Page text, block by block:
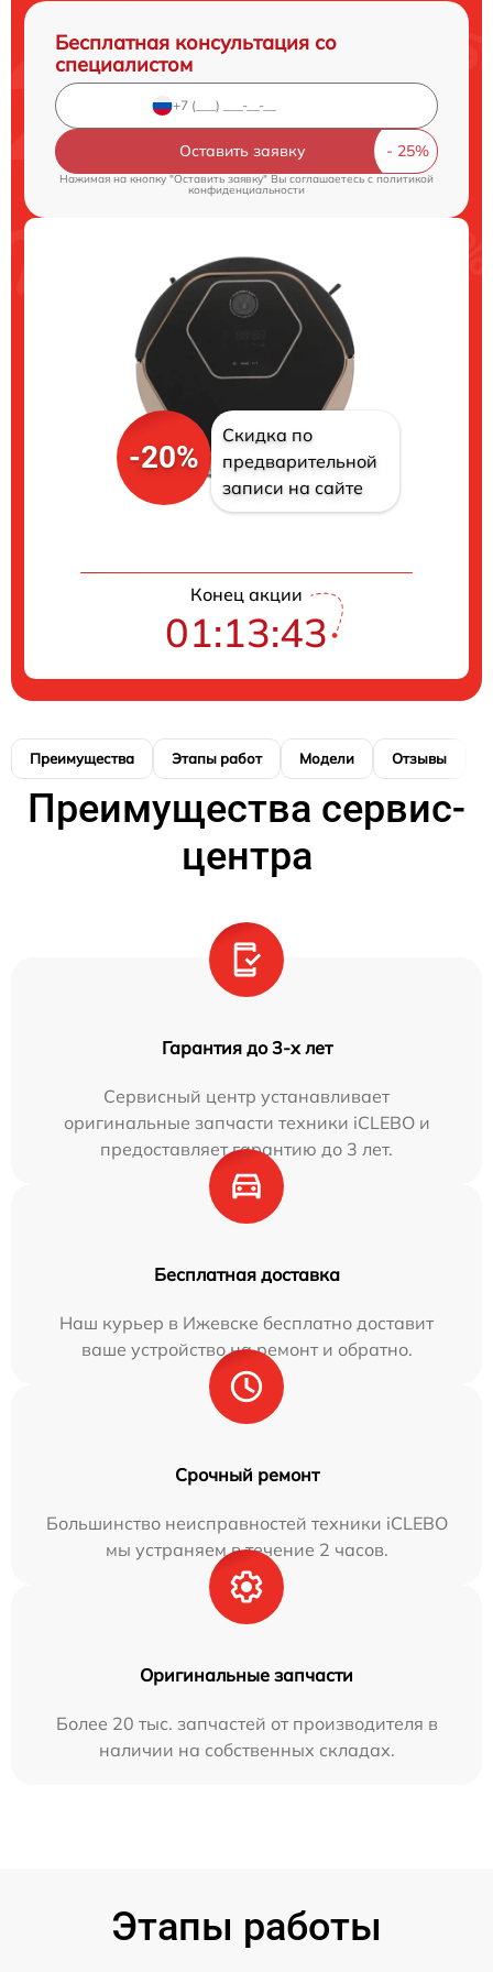
Бесплатная консультация со
специалистом
Оставить заявку
Нажимая на кнопку "Оставить заявку" Вы соглашаетесь cполитикой
конфиденциальности
-20%
Скидка по
предварительной
записи на сайте
Конец акции
01:13:43
Преимущества Этапы работ Модели Отзывы
Преимущества сервис-
центра
Гарантия до 3-х лет
Сервисный центр устанавливает
оригинальные запчасти техники iCLEBO и
предоставляет гарантию до 3 лет.
Бесплатная доставка
Наш курьер в Ижевске бесплатно доставит
ваше устройство на ремонт и обратно.
Срочный ремонт
Большинство неисправностей техники iCLEBO
мы устраняем в течение 2 часов.
Оригинальные запчасти
Более 20 тыс. запчастей от производителя в
наличии на собственных складах.
Этапы работы